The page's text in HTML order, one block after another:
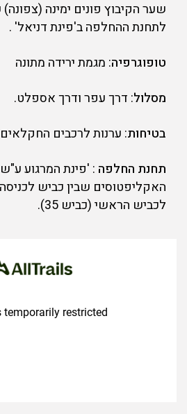
לתחנת ההחלפה ב'פינת דניאל' .
טופוגרפיה: מגמת ירידה מתונה
מסלול: דרך עפר ודרך אספלט.
בטיחות: ערנות לרכבים
תחנת החלפה : 'פינת המרגוע
האקליפטוסים שבין כביש
לכביש הראשי (כביש 35).